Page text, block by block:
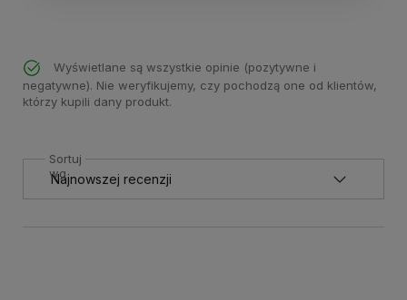
Wyświetlane są wszystkie opinie (pozytywne i
negatywne). Nie weryfikujemy, czy pochodzą one od klientów,
którzy kupili dany produkt.
Sortuj
wg